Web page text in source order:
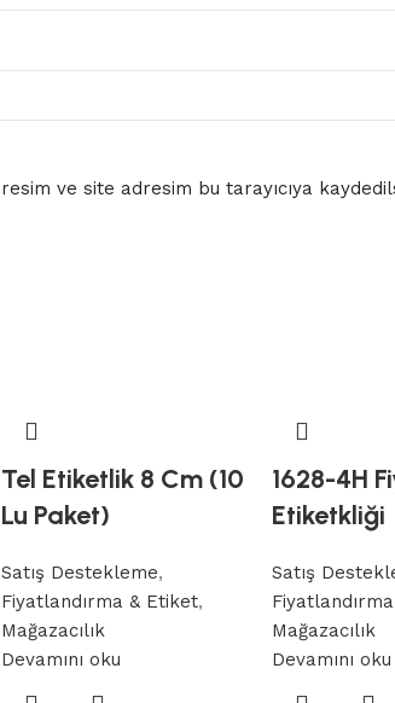
ve site adresim bu tarayıcıya
Tel Etiketlik 8 Cm (10
Lu Paket)
Satış Destekleme,
Fiyatlandırma & Etiket,
Mağazacılık
Devamını oku
1628-4H
Etiketkliği
Satış
Mağazacılık
Devamını oku